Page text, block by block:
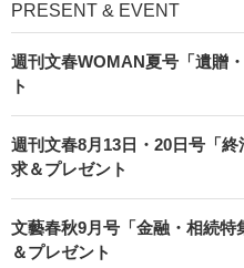
PRESENT & EVENT
週刊文春WOMAN夏号「遺贈
ト
週刊文春8月13日・20日号「
求＆プレゼント
文藝春秋9月号「金融・相続
＆プレゼント